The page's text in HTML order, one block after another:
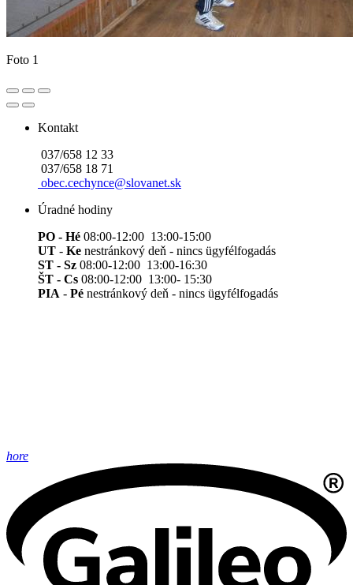
Foto 1
Kontakt
037/658 12 33
037/658 18 71
obec.cechynce@slovanet.sk
Úradné hodiny
PO - Hé 08:00-12:00 13:00-15:00
UT - Ke nestránkový deň - nincs ügyfélfogadás
ST - Sz 08:00-12:00 13:00-16:30
ŠT - Cs 08:00-12:00 13:00- 15:30
PIA - Pé nestránkový deň - nincs ügyfélfogadás
hore